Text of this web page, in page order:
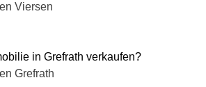
Viersen
in Grefrath verkaufen?
Grefrath